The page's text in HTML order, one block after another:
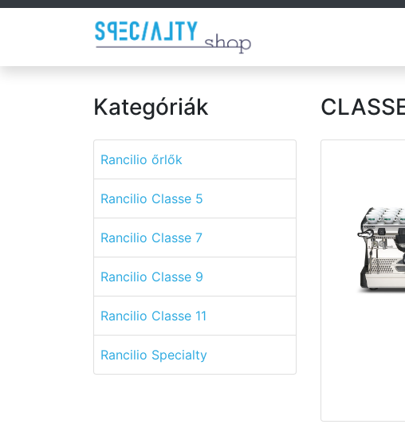
Kategóriák
Rancilio őrlők
Rancilio Classe 5
Rancilio Classe 7
Rancilio Classe 9
Rancilio Classe 11
Rancilio Specialty